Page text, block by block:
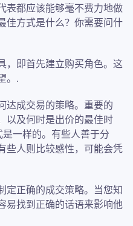
表都应该能够毫不费力地做
佳方式是什么？你需要问什
，即首先建立购买角色。这
。.
达成交易的策略。重要的
以及何时是出价的最佳时
一样的。有些人善于分
些人则比较感性，可能会凭
定正确的成交策略。当您知
易找到正确的话语来影响他